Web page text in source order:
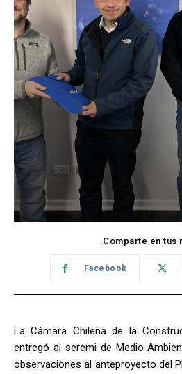
Comparte en tus
Facebook
La Cámara Chilena de la
entregó al seremi de Medio
observaciones al anteproyecto del